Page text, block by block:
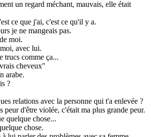
un regard méchant, mauvais, elle était
ce que j'ai, c'est ce qu'il y a.
je ne mangeais pas.
moi.
avec lui.
trucs comme ça...
cheveux"
arabe.
?
relations avec la personne qui t'a enlevée ?
peur d'être violée, c'était ma plus grande peur.
quelque chose...
chose.